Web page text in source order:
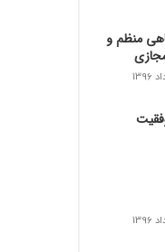
منظم و